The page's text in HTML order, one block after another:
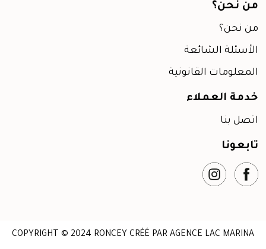
نحن؟
نحن؟
الشائعة
القانونية
العملاء
بنا
COPYRIGHT © 2024 RONCEY CRÉÉ PAR AGENCE LAC MARINA